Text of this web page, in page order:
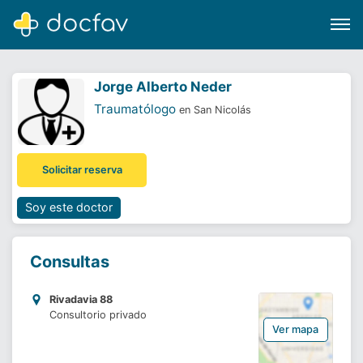
Software para clínicas
¿Eres un doctor?
Jorge Alberto Neder
Traumatólogo en San Nicolás
Solicitar reserva
Soy este doctor
Consultas
Rivadavia 88
Consultorio privado
Ver mapa